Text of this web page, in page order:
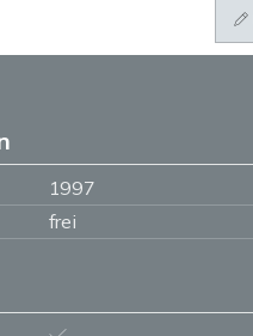
1997
frei